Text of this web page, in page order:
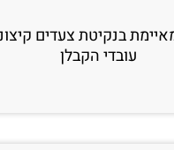
בנקיטת צעדים
עובדי הקבלן